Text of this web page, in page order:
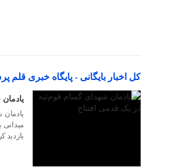
کل اخبار بایگانی - پایگاه خبری قلم
میدانی
بازدید کرد و از